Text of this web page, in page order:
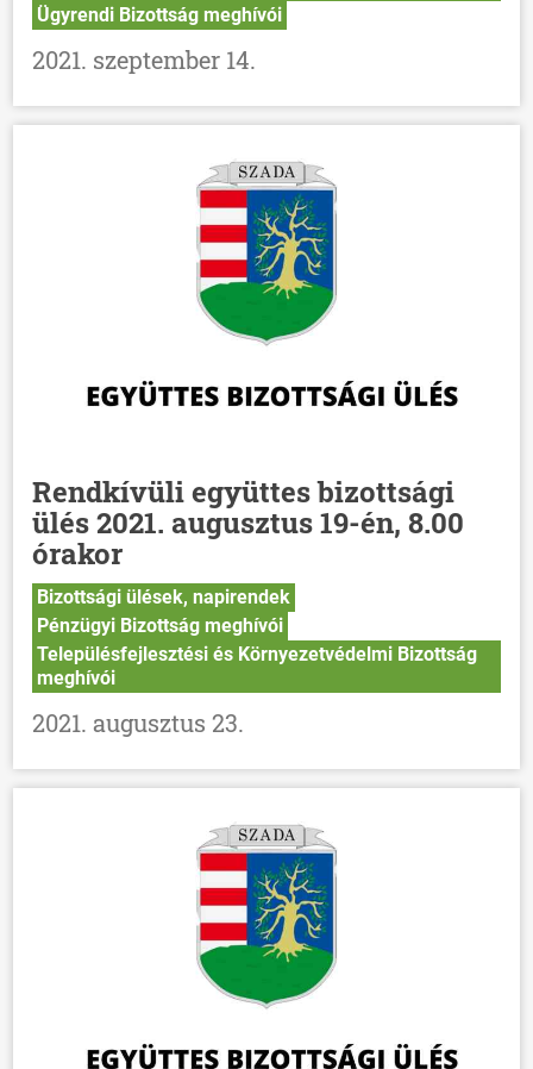
Ügyrendi Bizottság meghívói
2021. szeptember 14.
Rendkívüli együttes bizottsági
ülés 2021. augusztus 19-én, 8.00
órakor
Bizottsági ülések, napirendek
Pénzügyi Bizottság meghívói
Településfejlesztési és Környezetvédelmi Bizottság
meghívói
2021. augusztus 23.